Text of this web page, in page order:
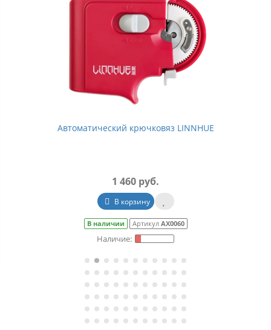
Автоматический крючковяз LINNHUE
1 460 руб.
В корзину
В наличии Артикул АХ0060